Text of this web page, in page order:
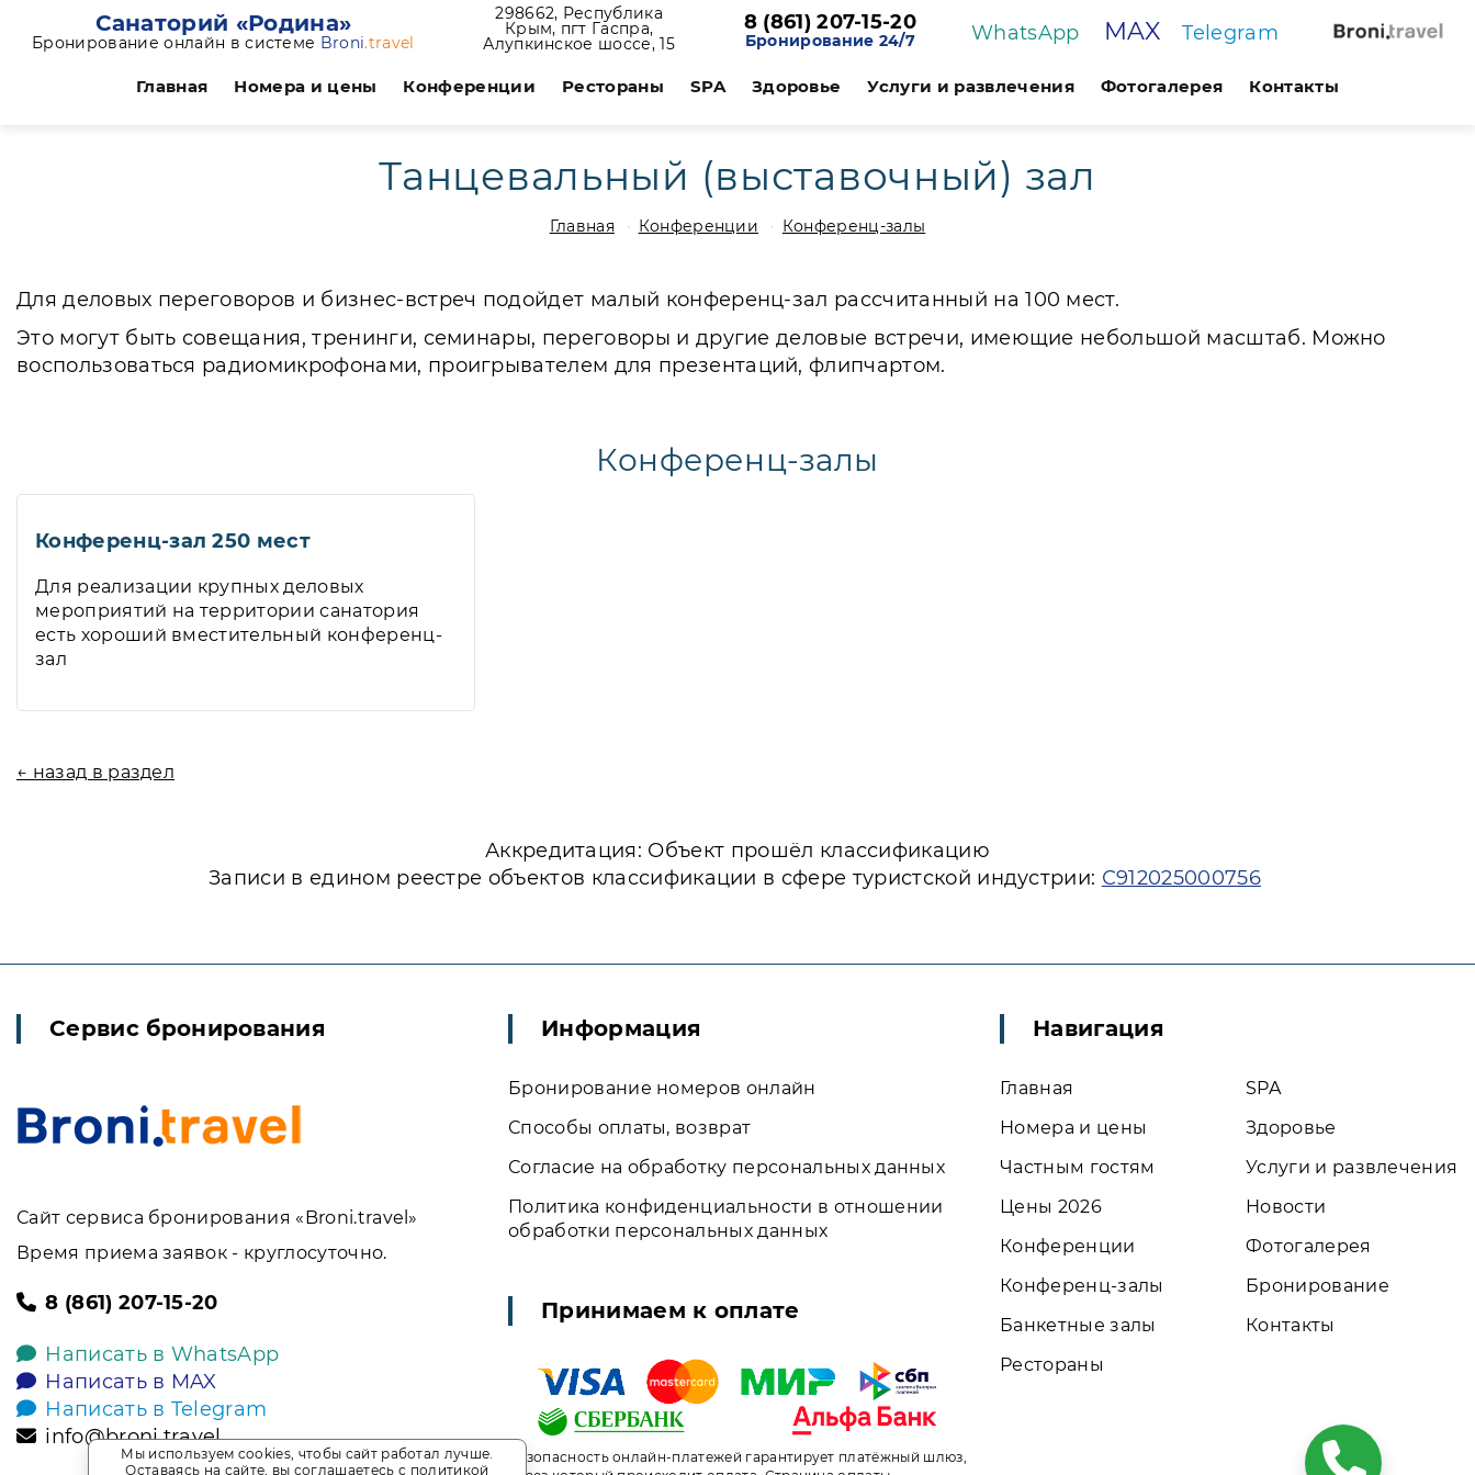
Санаторий «Родина»
Бронирование онлайн в системе Broni.travel
298662, Республика
Крым, пгт Гаспра,
Алупкинское шоссе, 15
8 (861) 207-15-20
Бронирование 24/7 WhatsApp MAX Telegram
Главная Номера и цены Конференции Рестораны SPA Здоровье Услуги и развлечения Фотогалерея Контакты
Танцевальный (выставочный) зал
Главная Конференции Конференц-залы
Для деловых переговоров и бизнес-встреч подойдет малый конференц-зал рассчитанный на 100 мест.
Это могут быть совещания, тренинги, семинары, переговоры и другие деловые встречи, имеющие небольшой масштаб. Можно
воспользоваться радиомикрофонами, проигрывателем для презентаций, флипчартом.
Конференц-залы
Конференц-зал 250 мест
Для реализации крупных деловых
мероприятий на территории санатория
есть хороший вместительный конференц-
зал
← назад в раздел
Аккредитация: Объект прошёл классификацию
Записи в едином реестре объектов классификации в сфере туристской индустрии: С912025000756
Сервис бронирования
Сайт сервиса бронирования «Broni.travel»
Время приема заявок - круглосуточно.
8 (861) 207-15-20
Написать в WhatsApp
Написать в MAX
Написать в Telegram
info@broni.travel
Информация
Бронирование номеров онлайн
Способы оплаты, возврат
Согласие на обработку персональных данных
Политика конфиденциальности в отношении
обработки персональных данных
Принимаем к оплате
Безопасность онлайн-платежей гарантирует платёжный шлюз,
Навигация
Главная
Номера и цены
Частным гостям
Цены 2026
Конференции
Конференц-залы
Банкетные залы
Рестораны
SPA
Здоровье
Услуги и развлечения
Новости
Фотогалерея
Бронирование
Контакты
Мы используем cookies, чтобы сайт работал лучше.
Оставаясь на сайте, вы соглашаетесь с политикой